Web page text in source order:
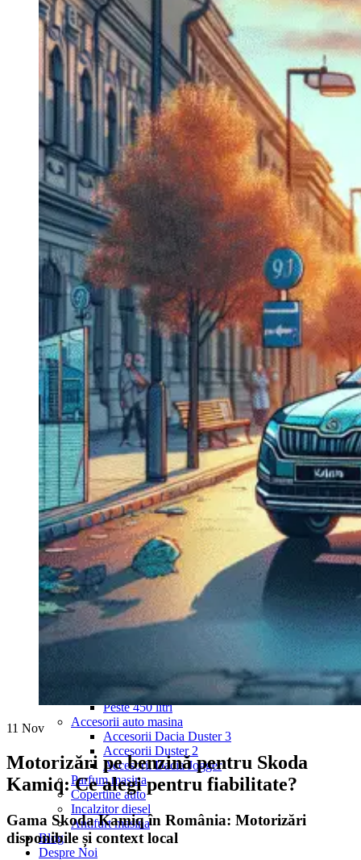
Navigatie Duster 2011
Navigatie Duster 2019
Audi
Navigatie Audi A3 8p
Navigatie Audi A4
Navigatie Audi A4 B6
Navigatie Audi A4 B7
Navigatie Audi A4 B8
Navigatie Audi A5
Navigatie Audi A6 C5
Navigatie Audi A6 C6
Navigatie Audi A6 C7
Navigatie Audi Q5
Ford
Navigație Ford Fiesta
Navigație Ford Focus 1
Navigație Ford Focus 2
Navigație Ford Focus MK3
Navigație Ford Mondeo MK3
Navigație Ford Mondeo MK4
Navigație Ford Transit
Mercedes
Navigație Mercedes C Class W203
Navigație Mercedes C Class W204
Navigație Mercedes W203
Navigație Mercedes W204
Navigație Mercedes W211
Navigație Mercedes Sprinter
Passat
Navigație Passat B5
Navigație Passat B5 5
Navigație Passat B6
Navigație Passat B7
Navigație Passat B8
Navigație Passat CC
Skoda
Navigație Skoda Fabia 1
Navigație Skoda Fabia 2
Navigație Skoda Octavia 1
Navigație Skoda Octavia 2
Navigație Skoda Octavia 3
Navigație Skoda Rapid
Navigație Skoda Superb 1
Navigație Skoda Superb 2
Sub 350 Litri
Peste 350 Litri
Peste 450 litri
Accesorii auto masina
Accesorii Dacia Duster 3
Accesorii Duster 2
Accesorii Dacia Jogger
Parfum masina
Copertine auto
Incalzitor diesel
Antifurt masina
Blog
Despre Noi
11 Nov
Motorizări pe benzină pentru Skoda
Kamiq: Ce alegi pentru fiabilitate?
Gama Skoda Kamiq în România: Motorizări
disponibile și context local